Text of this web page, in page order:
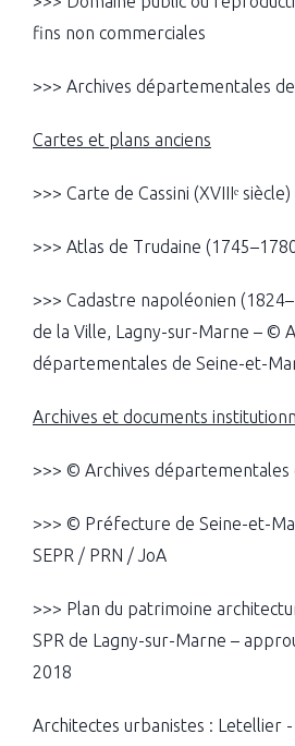
fins non commerciales
>>> Archives départementales
Cartes et plans anciens
>>> Carte de Cassini (XVIIIᵉ
>>> Atlas de Trudaine
>>> Cadastre napoléonien
de la Ville, Lagny-sur-Marne – ©
départementales de Seine-et-
Archives et documents
>>> © Archives
>>> © Préfecture de Seine-et-
SEPR / PRN / JoA
>>> Plan du patrimoine
SPR de Lagny-sur-Marne –
2018
Architectes urbanistes : Letellier